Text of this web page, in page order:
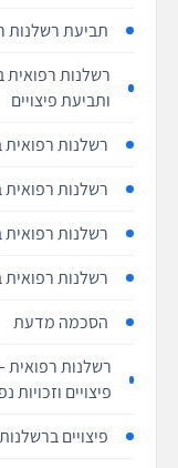
תביעת רשלנות
רשלנות רפואית
ותביעת פיצויים
רשלנות רפואית
רשלנות רפואית
רשלנות רפואית
רשלנות רפואית
הסכמה מדעת
רשלנות
פיצויים וזכויות
פיצויים